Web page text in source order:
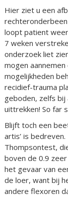
Hier ziet u een
loopt patient
7 weken
onderzoek liet
mogen
mogelijkheden
recidief-trauma
geboden, zelfs bij
uittrekken! So far
Blijft toch een
artis’ is
Thompsontest,
boven de 0.9
het gevaar van
de loer, want bij
andere flexoren